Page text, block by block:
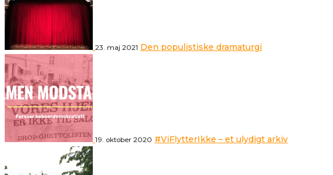
23. maj 2021 Den populistiske dramaturgi
19. oktober 2020 #ViFlytterIkke – et ulydigt arkiv